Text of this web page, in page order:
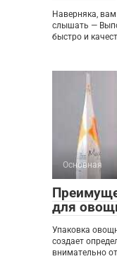
Наверняка,
слышать —
быстро и
Основная
для
Упаковка
создает
внимательно